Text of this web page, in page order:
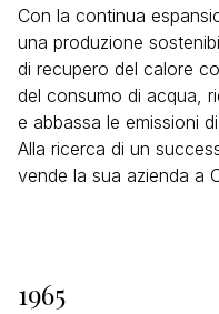
Con la continua
una produzione
di recupero del calore
del consumo di acqua,
e abbassa le emissioni
Alla ricerca di un
vende la sua azienda a
1965